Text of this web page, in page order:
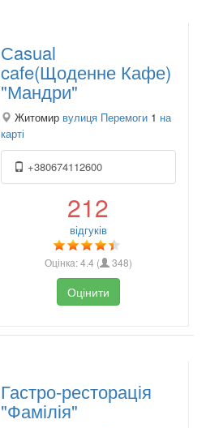
Сasual
cafe(Щоденне Кафе)
"Мандри"
Житомир вулиця Перемоги 1 на
карті
+380674112600
212
відгуків
Оцінка:4.4 ( 348)
Оцінити
Гастро-ресторація
"Фамілія"